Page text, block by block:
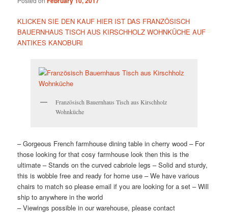
KLICKEN SIE DEN KAUF HIER IST DAS FRANZÖSISCH
BAUERNHAUS TISCH AUS KIRSCHHOLZ WOHNKÜCHE AUF
ANTIKES KANOBURI
Französisch Bauernhaus Tisch aus Kirschholz
Wohnküche
– Gorgeous French farmhouse dining table in cherry wood – For
those looking for that cosy farmhouse look then this is the
ultimate – Stands on the curved cabriole legs – Solid and sturdy,
this is wobble free and ready for home use – We have various
chairs to match so please email if you are looking for a set – Will
ship to anywhere in the world
– Viewings possible in our warehouse, please contact